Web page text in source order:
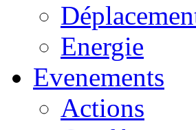
Energie
Evenements
Actions